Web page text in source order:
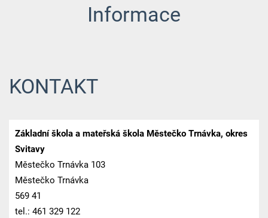
Informace
KONTAKT
Základní škola a mateřská škola Městečko Trnávka, okres
Svitavy
Městečko Trnávka 103
Městečko Trnávka
569 41
tel.: 461 329 122